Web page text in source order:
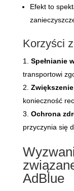
Efekt to
Korzyści
Spełnianie
transportowi
konieczność
Ochrona
przyczynia się
AdBlue